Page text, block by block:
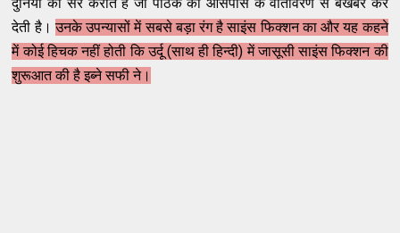
देती है।उनके उपन्यासों में सबसे बड़ा रंग है साइंस फिक्शन का और यह कहने
में कोई हिचक नहीं होती कि उर्दू (साथ ही हिन्दी) में जासूसी साइंस फिक्शन की
शुरूआत की है इब्ने सफी ने।